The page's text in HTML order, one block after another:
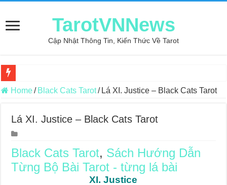
TarotVNNews
Cập Nhật Thông Tin, Kiến Thức Về Tarot
Review may áo thun tại xưởng may Dony
Konxari Cards – Trải Nghiệm Kết Nối Với Thế Giới Tâm Linh
Journey Of Love Oracle – Lá Số 70: Heaven
Journey Of Love Oracle – Lá Số 69: Contemplation
Home/ Black Cats Tarot/ Lá XI. Justice – Black Cats Tarot
Lá XI. Justice – Black Cats Tarot
Black Cats Tarot, Sách Hướng Dẫn
Từng Bộ Bài Tarot - từng lá bài
XI. Justice